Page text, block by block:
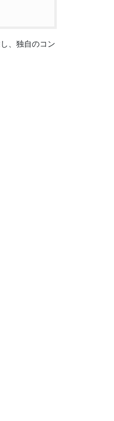
、独自のコン